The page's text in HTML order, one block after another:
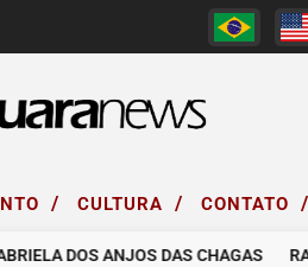
/ CULTURA / CONTATO /
DOS ANJOS DAS CHAGAS